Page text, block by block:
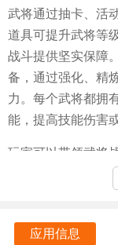
武将通过抽卡、活
道具可提升武将等
战斗提供坚实保障
备，通过强化、精
力。每个武将都拥
能，提高技能伤害
玩家可以带领武将
役，如官渡之战、
据排名获得荣誉奖
应用信息